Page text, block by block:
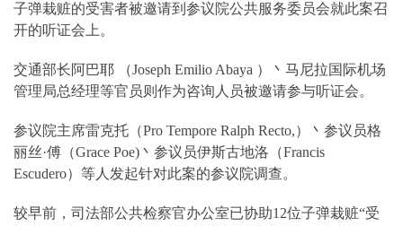
子弹栽赃的受害者被邀请到参议院公共服务委员会就此案召
开的听证会上。
交通部长阿巴耶 （Joseph Emilio Abaya ）丶马尼拉国际机场
管理局总经理等官员则作为咨询人员被邀请参与听证会。
参议院主席雷克托（Pro Tempore Ralph Recto,）丶参议员格
丽丝·傅（Grace Poe)丶参议员伊斯古地洛（Francis
Escudero）等人发起针对此案的参议院调查。
较早前，司法部公共检察官办公室已协助12位子弹栽赃“受